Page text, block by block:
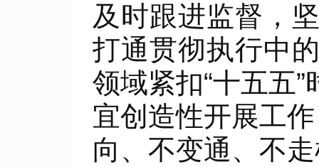
及时跟进监督，
打通贯彻执行中
领域紧扣“十五五
宜创造性开展工
向、不变通、不